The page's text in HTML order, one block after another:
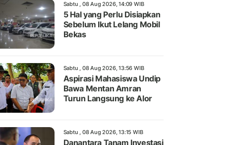
Sabtu , 08 Aug 2026, 14:09 WIB
5 Hal yang Perlu Disiapkan
Sebelum Ikut Lelang Mobil
Bekas
Sabtu , 08 Aug 2026, 13:56 WIB
Aspirasi Mahasiswa Undip
Bawa Mentan Amran
Turun Langsung ke Alor
Sabtu , 08 Aug 2026, 13:15 WIB
Danantara Tanam Investasi